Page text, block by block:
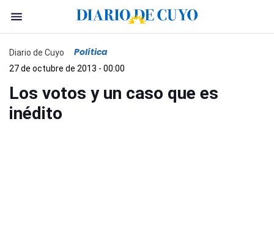
Diario de Cuyo Política
27 de octubre de 2013 - 00:00
Los votos y un caso que es
inédito